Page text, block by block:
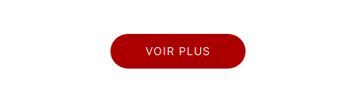
VOIR PLUS